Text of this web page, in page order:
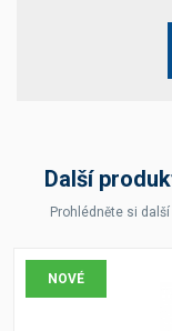
Další
Prohlédněte si
NOVÉ